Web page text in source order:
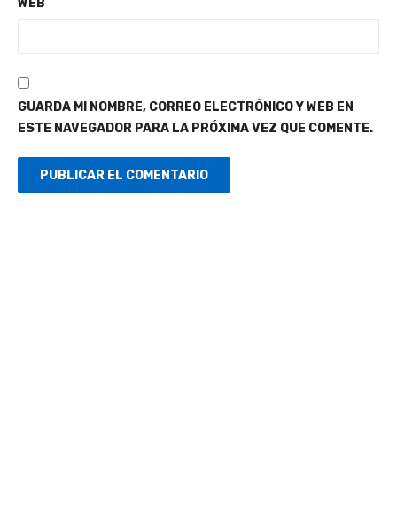
GUARDA MI NOMBRE, CORREO ELECTRÓNICO Y WEB EN
ESTE NAVEGADOR PARA LA PRÓXIMA VEZ QUE COMENTE.